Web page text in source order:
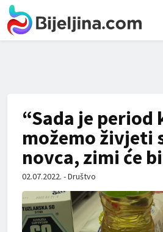
“Sada je period
možemo živjeti
novca, zimi će
02.07.2022. - Društvo